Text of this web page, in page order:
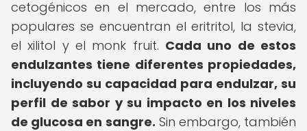
cetogénicos en el mercado, entre los más
populares se encuentran el eritritol, la stevia,
el xilitol y el monk fruit. Cada uno de estos
endulzantes tiene diferentes propiedades,
incluyendo su capacidad para endulzar, su
perfil de sabor y su impacto en los niveles
de glucosa en sangre. Sin embargo, también